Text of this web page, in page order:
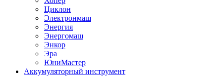
Циклон
Электронмаш
Энергия
Энергомаш
Энкор
Эра
ЮниМастер
Аккумуляторный инструмент